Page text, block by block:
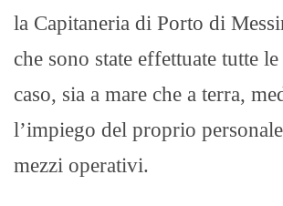
la Capitaneria di Porto di
che sono state effettuate tutte
caso, sia a mare che a terra,
l’impiego del proprio
mezzi operativi.